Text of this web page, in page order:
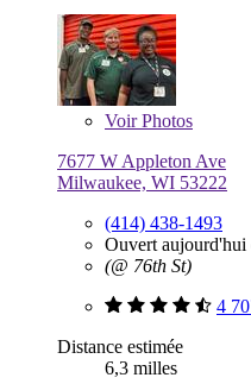
VoirPhotos
7677 W Appleton Ave
Milwaukee, WI 53222
(414) 438-1493
Ouvert aujourd'hui
(@ 76th St)
4
Distance estimée
6,3 milles